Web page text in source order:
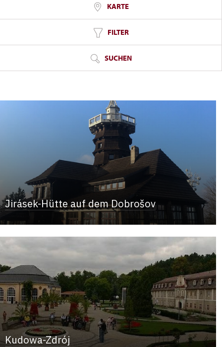
KARTE
FILTER
SUCHEN
Jirásek-Hütte auf dem Dobrošov
Kudowa-Zdrój